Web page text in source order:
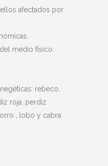
afectados por
medio físico.
rebeco,
roja, perdiz
, lobo y cabra